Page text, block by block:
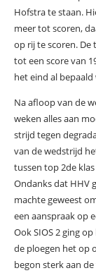
Hofstra te staan.
meer tot scoren,
op rij te scoren.
tot een score van
het eind al bepaald
Na afloop van de
weken alles aan
strijd tegen
van de wedstrijd
tussen top 2de
Ondanks dat HHV
machte geweest
een aanspraak op
Ook SIOS 2 ging
de ploegen het op
begon sterk aan